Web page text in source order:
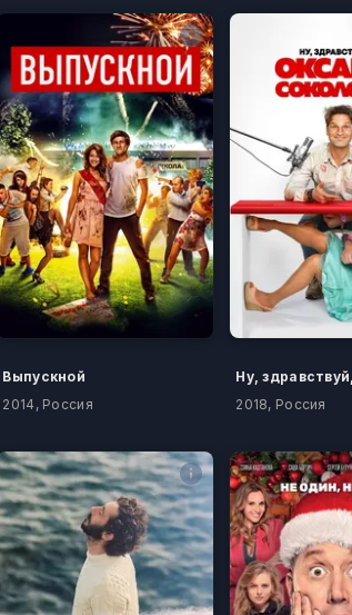
Выпускной
2014, Россия
2018, Россия